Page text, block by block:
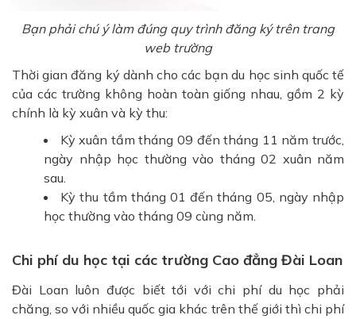
Bạn phải chú ý làm đúng quy trình đăng ký trên trang
web trường
Thời gian đăng ký dành cho các bạn du học sinh quốc tế
của các trường không hoàn toàn giống nhau, gồm 2 kỳ
chính là kỳ xuân và kỳ thu:
Kỳ xuân tầm tháng 09 đến tháng 11 năm trước,
ngày nhập học thường vào tháng 02 xuân năm
sau.
Kỳ thu tầm tháng 01 đến tháng 05, ngày nhập
học thường vào tháng 09 cùng năm.
Chi phí du học tại các trường Cao đẳng Đài Loan
Đài Loan luôn được biết tới với chi phí du học phải
chăng, so với nhiều quốc gia khác trên thế giới thì chi phí